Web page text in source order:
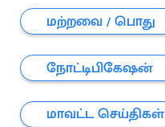
மற்றவை / பொது
நோட்டிபிகேஷன்
மாவட்ட செய்திகள்